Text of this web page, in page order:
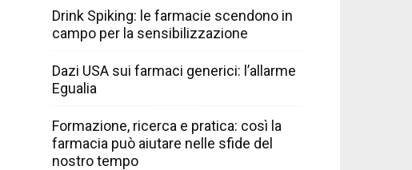
Drink Spiking: le farmacie scendono in
campo per la sensibilizzazione
Dazi USA sui farmaci generici: l’allarme
Egualia
Formazione, ricerca e pratica: così la
farmacia può aiutare nelle sfide del
nostro tempo